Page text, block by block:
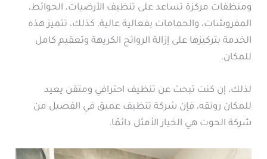
ومنظفات مركزة تساعد على تنظيف الأرضيات، الحوائط،
المفروشات، والحمامات بفعالية عالية. كذلك، تتميز هذه
الخدمة بتركيزها على إزالة الروائح الكريهة وتعقيم كامل
للمكان.
لذلك، إن كنت تبحث عن تنظيف احترافي ومتقن يعيد
للمكان رونقه، فإن شركة تنظيف عميق في الفصيل من
شركة الحوت هي الخيار الأمثل دائمًا.